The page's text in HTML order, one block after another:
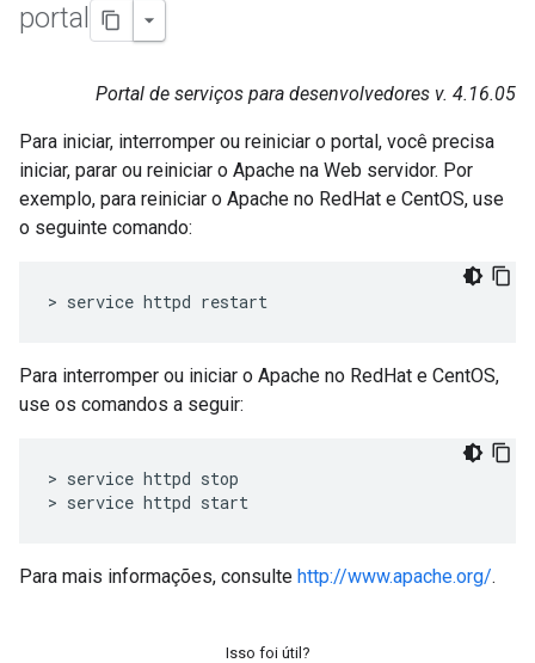
portal
Portal de serviços para desenvolvedores v. 4.16.05
Para iniciar, interromper ou reiniciar o portal, você precisa
iniciar, parar ou reiniciar o Apache na Web servidor. Por
exemplo, para reiniciar o Apache no RedHat e CentOS, use
o seguinte comando:
> service httpd restart
Para interromper ou iniciar o Apache no RedHat e CentOS,
use os comandos a seguir:
> service httpd stop
> service httpd start
Para mais informações, consulte http://www.apache.org/.
Isso foi útil?